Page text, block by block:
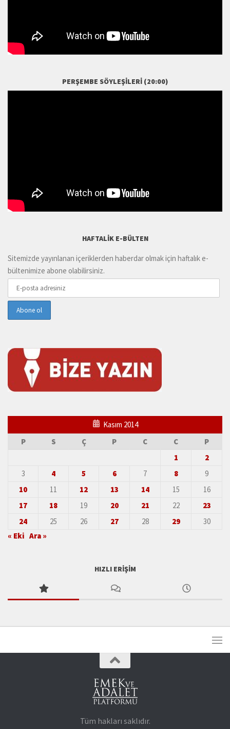
PERŞEMBE SÖYLEŞILERI (20:00)
HAFTALIK E-BÜLTEN
Sitemizde yayınlanan içeriklerden haberdar olmak için haftalık e-
bültenimize abone olabilirsiniz.
Kasım 2014
P
S Ç P C C
P
1
2
3
4 5 6 7 8
9
10
11 12 13 14 15
16
17
18 19 20 21 22
23
24
25 26 27 28 29
30
« Eki Ara »
HIZLI ERIŞIM
Tüm hakları saklıdır.